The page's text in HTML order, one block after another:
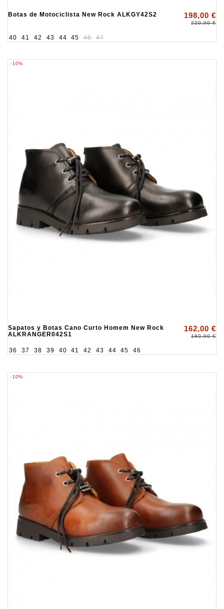
Botas de Motociclista New Rock ALKGY42S2 198,00 €
220,00 €
40 41 42 43 44 45 46 47
-10%
Sapatos y Botas Cano Curto Homem New Rock
ALKRANGER042S1
162,00 €
180,00 €
36 37 38 39 40 41 42 43 44 45 46
-10%